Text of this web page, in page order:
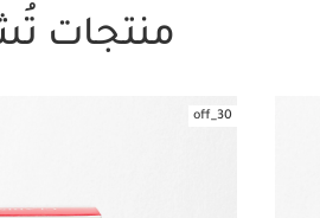
منتجات
30_off